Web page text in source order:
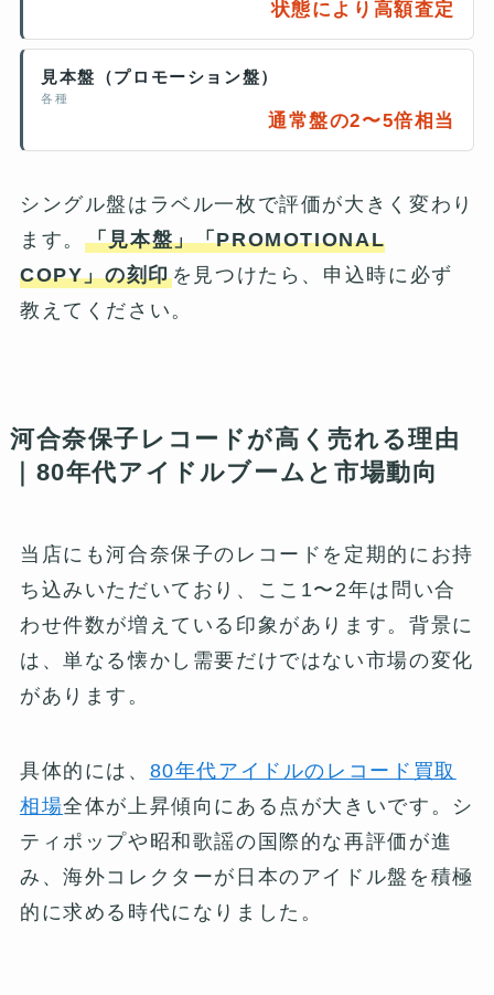
状態により高額査定
見本盤（プロモーション盤）
各種
通常盤の2〜5倍相当
シングル盤はラベル一枚で評価が大きく変わり
ます。 「見本盤」「PROMOTIONAL
COPY」の刻印を見つけたら、申込時に必ず
教えてください。
河合奈保子レコードが高く売れる理由
｜80年代アイドルブームと市場動向
当店にも河合奈保子のレコードを定期的にお持
ち込みいただいており、ここ1〜2年は問い合
わせ件数が増えている印象があります。背景に
は、単なる懐かし需要だけではない市場の変化
があります。
具体的には、 80年代アイドルのレコード買取
相場全体が上昇傾向にある点が大きいです。シ
ティポップや昭和歌謡の国際的な再評価が進
み、海外コレクターが日本のアイドル盤を積極
的に求める時代になりました。